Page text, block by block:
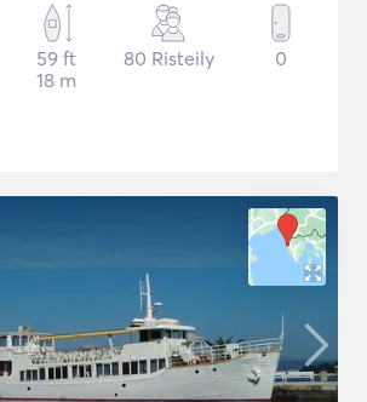
59 ft
18 m
80 Risteily 0